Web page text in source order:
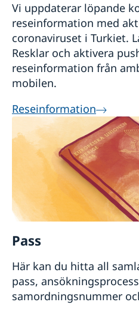
Vi uppdaterar löpande
reseinformation med
coronaviruset i Turkiet.
Resklar och aktivera
reseinformation från
mobilen.
Reseinformation
Pass
Här kan du hitta all
pass,
samordningsnummer